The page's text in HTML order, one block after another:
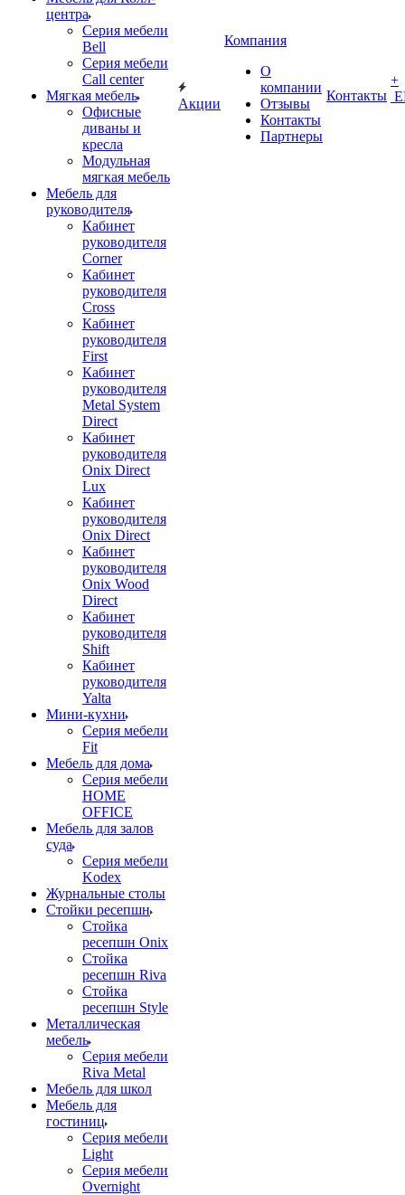
центра
Серия мебели
Bell
Серия мебели
Call center
Мягкая мебель
Офисные
диваны и
кресла
Модульная
мягкая мебель
Мебель для
руководителя
Кабинет
руководителя
Corner
Кабинет
руководителя
Cross
Кабинет
руководителя
First
Кабинет
руководителя
Metal System
Direct
Кабинет
руководителя
Onix Direct
Lux
Кабинет
руководителя
Onix Direct
Кабинет
руководителя
Onix Wood
Direct
Кабинет
руководителя
Shift
Кабинет
руководителя
Yalta
Мини-кухни
Серия мебели
Fit
Мебель для дома
Серия мебели
HOME
OFFICE
Мебель для залов
суда
Серия мебели
Kodex
Журнальные столы
Стойки ресепшн
Стойка
ресепшн Onix
Стойка
ресепшн Riva
Стойка
ресепшн Style
Металлическая
мебель
Серия мебели
Riva Metal
Мебель для школ
Мебель для
гостиниц
Серия мебели
Light
Серия мебели
Overnight
Акции
Компания
О
компании
Отзывы
Контакты
Партнеры
Контакты
+